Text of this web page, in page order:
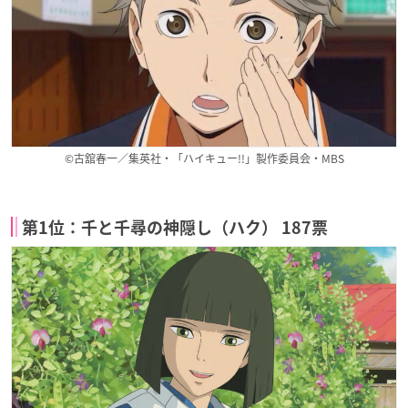
©古舘春一／集英社・「ハイキュー!!」製作委員会・MBS
第1位：千と千尋の神隠し（ハク） 187票